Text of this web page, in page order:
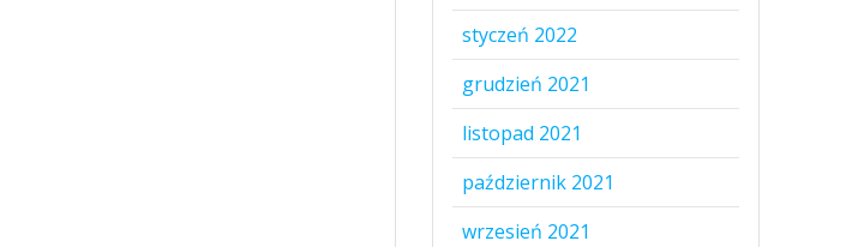
styczeń 2022
grudzień 2021
listopad 2021
październik 2021
wrzesień 2021